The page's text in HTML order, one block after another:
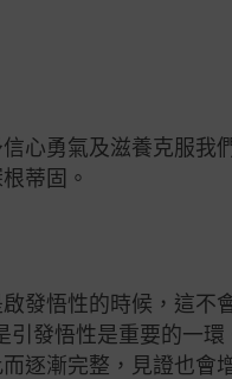
心勇氣及滋養克服
蒂固。
發悟性的時候，這
發悟性是重要的一
逐漸完整，見證也